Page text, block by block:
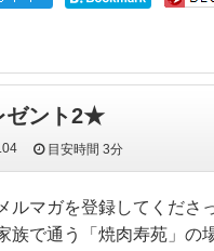
ゼント2★
目安時間3分
ルマガを登録してくだ
族で通う「焼肉寿苑」